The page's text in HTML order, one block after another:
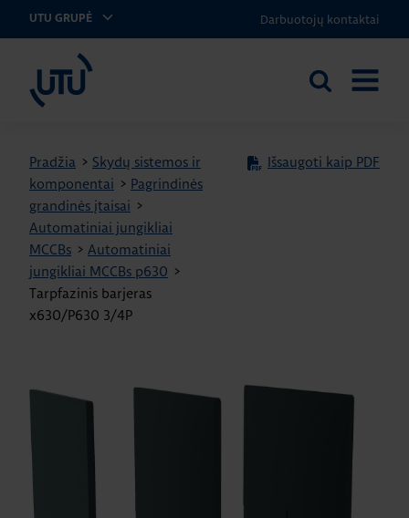
UTU GRUPĖ Darbuotojų kontaktai
UTU Lithuania
Ieškoti
Pradžia > Skydų sistemos ir
komponentai > Pagrindinės
grandinės įtaisai >
Automatiniai jungikliai
MCCBs > Automatiniai
jungikliai MCCBs p630 >
Tarpfazinis barjeras
x630/P630 3/4P
Išsaugoti kaip PDF